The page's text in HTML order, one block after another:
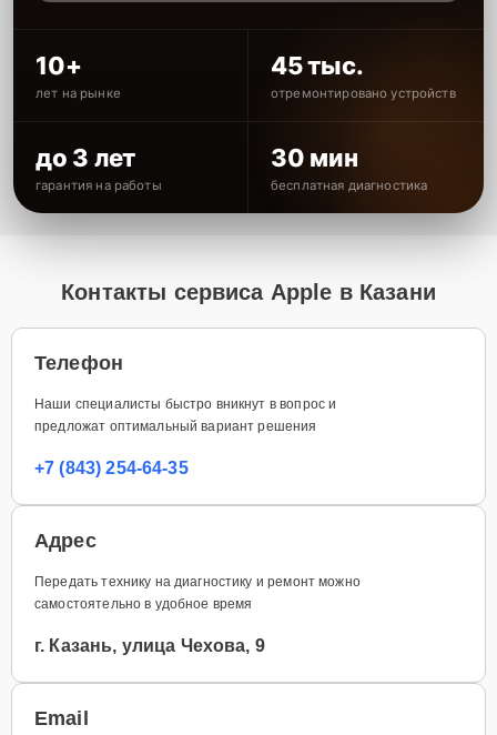
10+
лет на рынке
45 тыс.
отремонтировано устройств
до 3 лет
гарантия на работы
30 мин
бесплатная диагностика
Контакты сервиса Apple в Казани
Телефон
Наши специалисты быстро вникнут в вопрос и
предложат оптимальный вариант решения
+7 (843) 254-64-35
Адрес
Передать технику на диагностику и ремонт можно
самостоятельно в удобное время
г. Казань, улица Чехова, 9
Email